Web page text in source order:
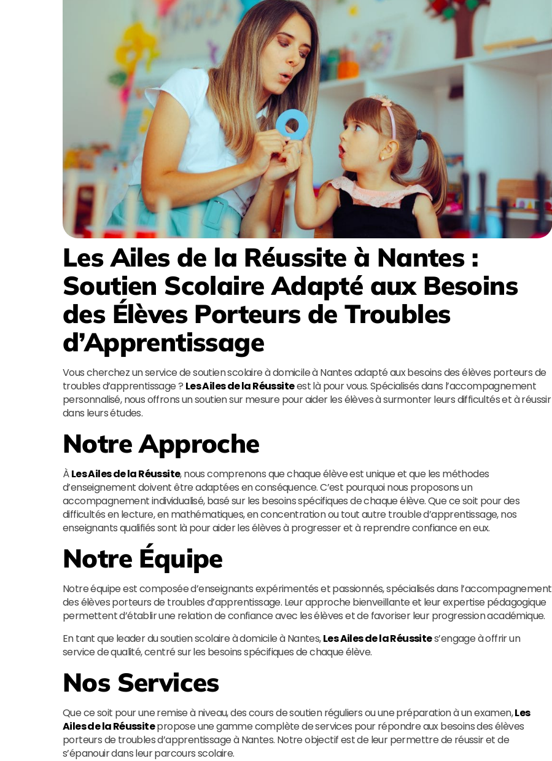
Les Ailes de la Réussite à Nantes:
Soutien Scolaire Adapté aux Besoins
des Élèves Porteurs de Troubles
d’Apprentissage
Vous cherchez un service de soutien scolaire à domicile à Nantes adapté aux besoins des élèves porteurs de
troubles d’apprentissage ? Les Ailes de la Réussiteest là pour vous. Spécialisés dans l’accompagnement
personnalisé, nous offrons un soutien sur mesure pour aider les élèves à surmonter leurs difficultés et à réussir
dans leurs études.
Notre Approche
ÀLes Ailes de la Réussite, nous comprenons que chaque élève est unique et que les méthodes
d’enseignement doivent être adaptées en conséquence. C’est pourquoi nous proposons un
accompagnement individualisé, basé sur les besoins spécifiques de chaque élève. Que ce soit pour des
difficultés en lecture, en mathématiques, en concentration ou tout autre trouble d’apprentissage, nos
enseignants qualifiés sont là pour aider les élèves à progresser et à reprendre confiance en eux.
Notre Équipe
Notre équipe est composée d’enseignants expérimentés et passionnés, spécialisés dans l’accompagnement
des élèves porteurs de troubles d’apprentissage. Leur approche bienveillante et leur expertise pédagogique
permettent d’établir une relation de confiance avec les élèves et de favoriser leur progression académique.
En tant que leader du soutien scolaire à domicile à Nantes,Les Ailes de la Réussites’engage à offrir un
service de qualité, centré sur les besoins spécifiques de chaque élève.
Nos Services
Que ce soit pour une remise à niveau, des cours de soutien réguliers ou une préparation à un examen,Les
Ailes de la Réussitepropose une gamme complète de services pour répondre aux besoins des élèves
porteurs de troubles d’apprentissage à Nantes. Notre objectif est de leur permettre de réussir et de
s’épanouir dans leur parcours scolaire.